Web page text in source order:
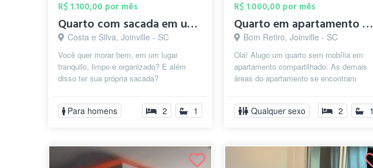
R$ 1.100,00 por mês
Quarto com sacada em um dos melhores bai...
Costa e Silva, Joinville - SC
Você quer morar bem, em um lugar
tranquilo, limpo e organizado? E além
disso ter sua própria sacada?
um prédio...
Para homens 2 1
R$ 1.000,00 por mês
Quarto em apartamento compartilhado no B...
Bom Retiro, Joinville - SC
Olá! Alugo um quarto sem mobília em
apartamento compartilhado. As demais
áreas do apartamento se encontram
compartilhad...
Qualquer sexo 2 1